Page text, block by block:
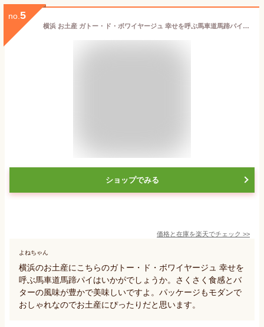
no. 5
横浜 お土産 ガトー・ド・ボワイヤージュ 幸せを呼ぶ馬車道馬蹄パイ10個入 お取り寄せ 贈答用 お菓子 焼菓子 お年賀 御年賀 お中元 御中元 お歳暮 御歳暮 帰省土産 プレゼント お祝い 熨斗 内祝 敬老の日 母の日 父の日
ショップでみる
価格と在庫を楽天でチェック >>
よねちゃん
横浜のお土産にこちらのガトー・ド・ボワイヤージュ 幸せを
呼ぶ馬車道馬蹄パイはいかがでしょうか。さくさく食感とバ
ターの風味が豊かで美味しいですよ。パッケージもモダンで
おしゃれなのでお土産にぴったりだと思います。